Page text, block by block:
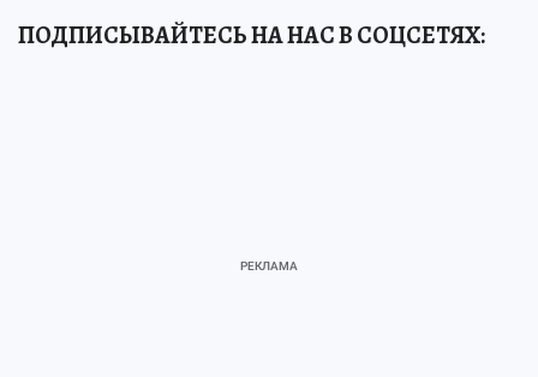
ПОДПИСЫВАЙТЕСЬ НА НАС В СОЦСЕТЯХ: